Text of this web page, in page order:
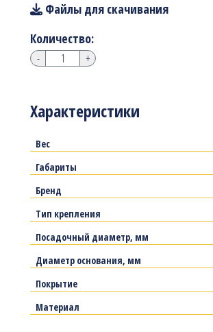
Характеристики
Вес
Габариты
Бренд
Тип крепления
Посадочный диаметр, мм
Диаметр основания, мм
Покрытие
Материал
Файлы для скачивания
Количество:
- +